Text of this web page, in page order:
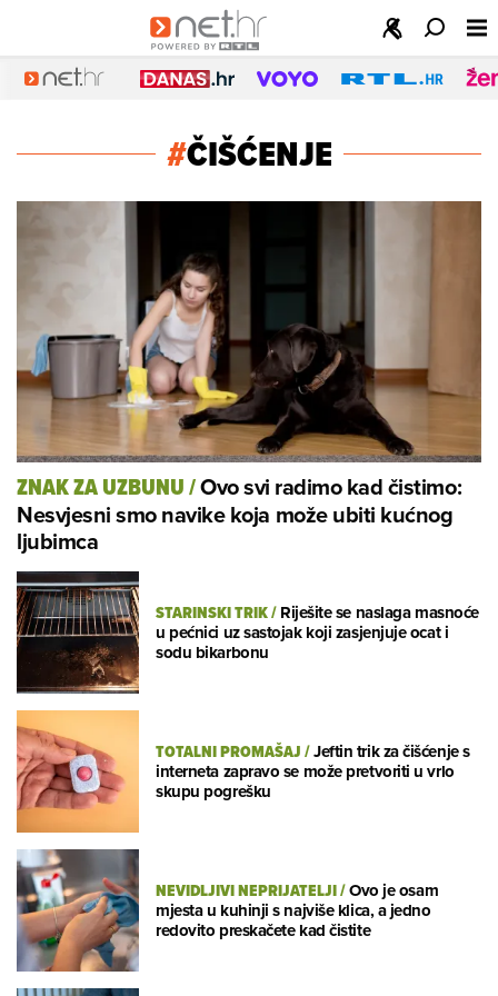
#ČIŠĆENJE
ZNAK ZA UZBUNU/Ovo svi radimo kad čistimo:
Nesvjesni smo navike koja može ubiti kućnog
ljubimca
STARINSKI TRIK/Riješite se naslaga masnoće
u pećnici uz sastojak koji zasjenjuje ocat i
sodu bikarbonu
TOTALNI PROMAŠAJ/Jeftin trik za čišćenje s
interneta zapravo se može pretvoriti u vrlo
skupu pogrešku
NEVIDLJIVI NEPRIJATELJI/Ovo je osam
mjesta u kuhinji s najviše klica, a jedno
redovito preskačete kad čistite